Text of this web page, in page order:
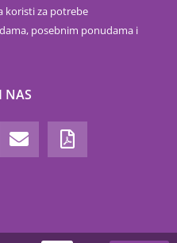
koristi za potrebe
posebnim ponudama i
NAS